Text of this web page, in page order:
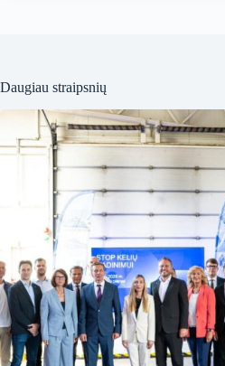
Daugiau straipsnių